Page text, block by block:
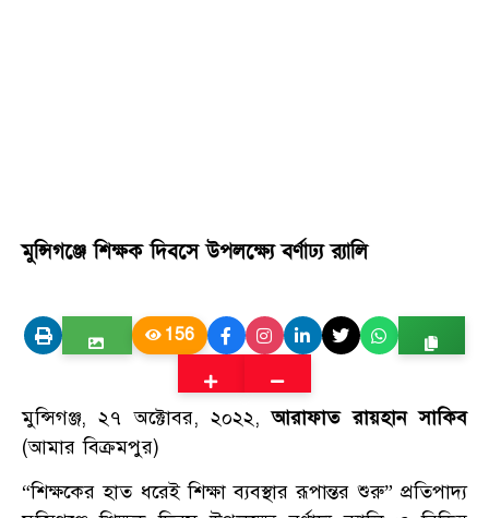
মুন্সিগঞ্জে শিক্ষক দিবসে উপলক্ষ্যে বর্ণাঢ্য র‍্যালি
156
মুন্সিগঞ্জ, ২৭ অক্টোবর, ২০২২,আরাফাত রায়হান সাকিব
(আমার বিক্রমপুর)
“শিক্ষকের হাত ধরেই শিক্ষা ব্যবস্থার রূপান্তর শুরু” প্রতিপাদ্য